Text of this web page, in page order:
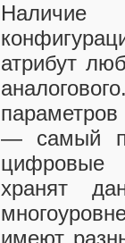
атрибут
параметров
— самый
цифровые
хранят